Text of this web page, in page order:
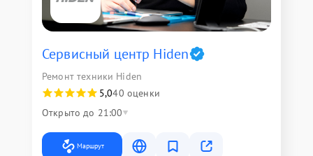
Сервисный центр Hiden
Ремонт техники Hiden
5,040 оценки
Открыто до 21:00
Маршрут